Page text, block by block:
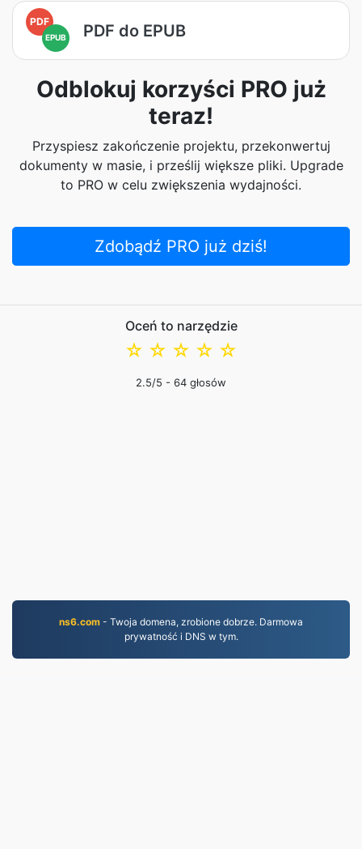
PDF
EPUB PDF do EPUB
Odblokuj korzyści PRO już
teraz!
Przyspiesz zakończenie projektu, przekonwertuj
dokumenty w masie, i prześlij większe pliki. Upgrade
to PRO w celu zwiększenia wydajności.
Zdobądź PRO już dziś!
Oceń to narzędzie
☆
☆
☆
☆
☆
2.5/5 - 64 głosów
ns6.com - Twoja domena, zrobione dobrze. Darmowa
prywatność i DNS w tym.